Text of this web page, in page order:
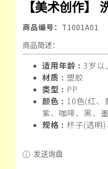
【美术创作】
商品编号： T1001A01
商品简述：
适用年龄 : 3岁以
材质 : 塑胶
类型 : PP
颜色 : 10色(红、
紫、咖啡、黑、
规格 : 杯子(透明
发送询盘